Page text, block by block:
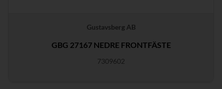
Gustavsberg AB
GBG 27167 NEDRE FRONTFÄSTE
7309602